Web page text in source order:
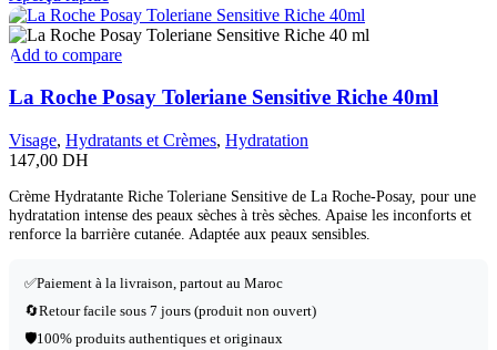
Add to compare
La Roche Posay Toleriane Sensitive Riche 40ml
Visage, Hydratants et Crèmes, Hydratation
147,00 DH
Crème Hydratante Riche Toleriane Sensitive de La Roche-Posay, pour une
hydratation intense des peaux sèches à très sèches. Apaise les inconforts et
renforce la barrière cutanée. Adaptée aux peaux sensibles.
✅Paiement à la livraison, partout au Maroc
🔄Retour facile sous 7 jours (produit non ouvert)
🛡️100% produits authentiques et originaux